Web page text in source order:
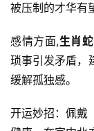
被压制的才华有
感情方面,生肖蛇
琐事引发矛盾，
缓解孤独感。
开运妙招：佩戴